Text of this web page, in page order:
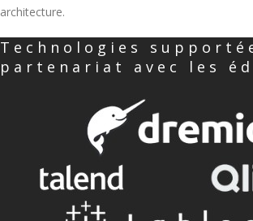
architecture.
Technologies
partenariat avec les